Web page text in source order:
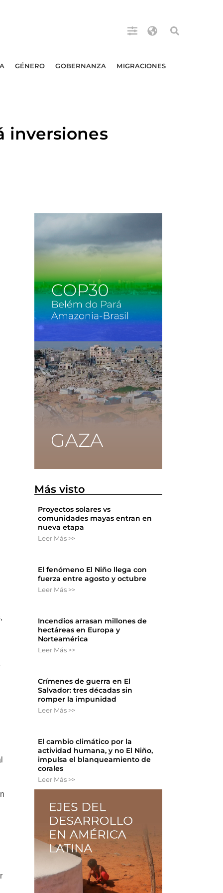
GÉNERO GOBERNANZA MIGRACIONES
inversiones
Más visto
Proyectos solares vs
comunidades mayas entran en
nueva etapa
Leer Más >>
El fenómeno El Niño llega con
fuerza entre agosto y octubre
Leer Más >>
Incendios arrasan millones de
hectáreas en Europa y
Norteamérica
Leer Más >>
Crímenes de guerra en El
Salvador: tres décadas sin
romper la impunidad
Leer Más >>
El cambio climático por la
actividad humana, y no El Niño,
impulsa el blanqueamiento de
corales
Leer Más >>